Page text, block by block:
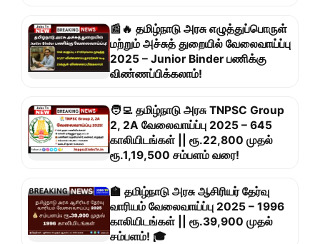
📰🔥 தமிழ்நாடு அரசு எழுத்துப்பொருள்
மற்றும் அச்சுத் துறையில் வேலைவாய்ப்பு
2025 – Junior Binder பணிக்கு
விண்ணப்பிக்கலாம்!
🧑‍💻 தமிழ்நாடு அரசு TNPSC Group
2, 2A வேலைவாய்ப்பு 2025 – 645
காலியிடங்கள் || ரூ.22,800 முதல்
ரூ.1,19,500 சம்பளம் வரை!
🏫 தமிழ்நாடு அரசு ஆசிரியர் தேர்வு
வாரியம் வேலைவாய்ப்பு 2025 – 1996
காலியிடங்கள் || ரூ.39,900 முதல்
சம்பளம்! 🎓